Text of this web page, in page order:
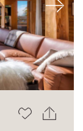
Next